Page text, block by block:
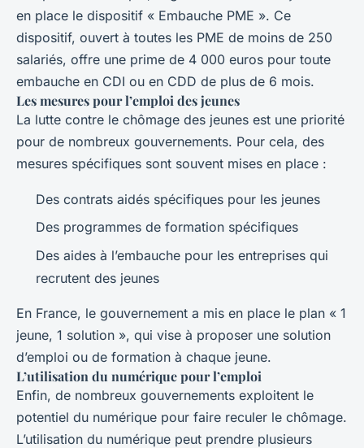
en place le dispositif « Embauche PME ». Ce
dispositif, ouvert à toutes les PME de moins de 250
salariés, offre une prime de 4 000 euros pour toute
embauche en CDI ou en CDD de plus de 6 mois.
Les mesures pour l’emploi des jeunes
La lutte contre le chômage des jeunes est une priorité
pour de nombreux gouvernements. Pour cela, des
mesures spécifiques sont souvent mises en place :
Des contrats aidés spécifiques pour les jeunes
Des programmes de formation spécifiques
Des aides à l’embauche pour les entreprises qui
recrutent des jeunes
En France, le gouvernement a mis en place le plan « 1
jeune, 1 solution », qui vise à proposer une solution
d’emploi ou de formation à chaque jeune.
L’utilisation du numérique pour l’emploi
Enfin, de nombreux gouvernements exploitent le
potentiel du numérique pour faire reculer le chômage.
L’utilisation du numérique peut prendre plusieurs